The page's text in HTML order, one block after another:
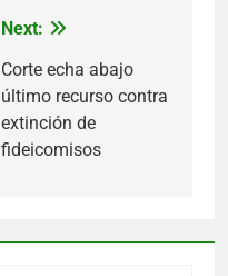
Next:
Corte echa abajo
último recurso contra
extinción de
fideicomisos